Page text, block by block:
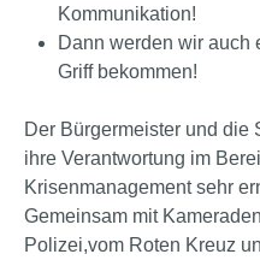
Kommunikation!
Dann werden wir auch
Griff bekommen!
Der Bürgermeister und die
ihre Verantwortung im
Krisenmanagement sehr
Gemeinsam mit
Polizei,vom Roten Kreuz